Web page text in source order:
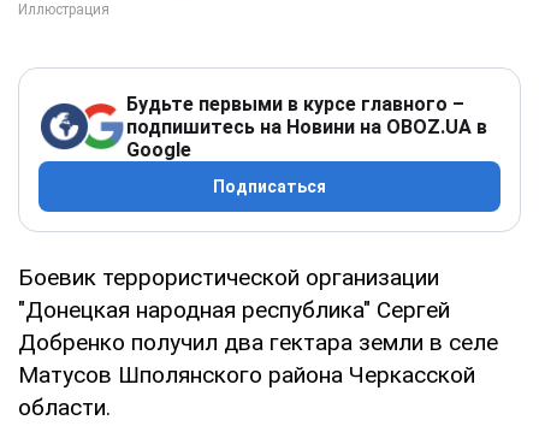
Будьте первыми в курсе главного –
подпишитесь на Новини на OBOZ.UA в
Google
Подписаться
Боевик террористической организации
"Донецкая народная республика" Сергей
Добренко получил два гектара земли в селе
Матусов Шполянского района Черкасской
области.